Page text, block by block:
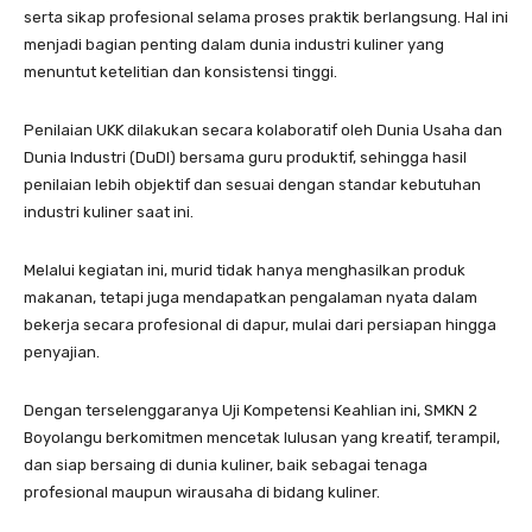
serta sikap profesional selama proses praktik berlangsung. Hal ini
menjadi bagian penting dalam dunia industri kuliner yang
menuntut ketelitian dan konsistensi tinggi.
Penilaian UKK dilakukan secara kolaboratif oleh Dunia Usaha dan
Dunia Industri (DuDI) bersama guru produktif, sehingga hasil
penilaian lebih objektif dan sesuai dengan standar kebutuhan
industri kuliner saat ini.
Melalui kegiatan ini, murid tidak hanya menghasilkan produk
makanan, tetapi juga mendapatkan pengalaman nyata dalam
bekerja secara profesional di dapur, mulai dari persiapan hingga
penyajian.
Dengan terselenggaranya Uji Kompetensi Keahlian ini, SMKN 2
Boyolangu berkomitmen mencetak lulusan yang kreatif, terampil,
dan siap bersaing di dunia kuliner, baik sebagai tenaga
profesional maupun wirausaha di bidang kuliner.